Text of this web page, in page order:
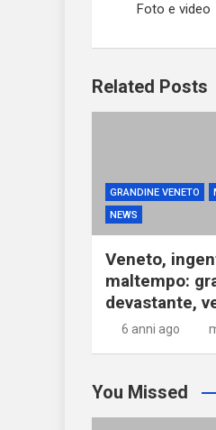
Foto e video
Related Posts
GRANDINE VENETO
NEWS
Veneto,
maltempo:
devastante,
6 anni ago
You Missed